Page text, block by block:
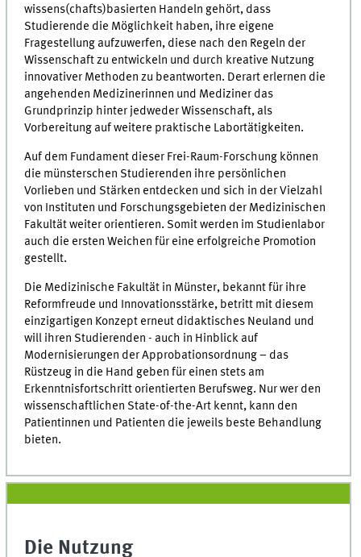
wissens(chafts)basierten Handeln gehört, dass
Studierende die Möglichkeit haben, ihre eigene
Fragestellung aufzuwerfen, diese nach den Regeln der
Wissenschaft zu entwickeln und durch kreative Nutzung
innovativer Methoden zu beantworten. Derart erlernen die
angehenden Medizinerinnen und Mediziner das
Grundprinzip hinter jedweder Wissenschaft, als
Vorbereitung auf weitere praktische Labortätigkeiten.
Auf dem Fundament dieser Frei-Raum-Forschung können
die münsterschen Studierenden ihre persönlichen
Vorlieben und Stärken entdecken und sich in der Vielzahl
von Instituten und Forschungsgebieten der Medizinischen
Fakultät weiter orientieren. Somit werden im Studienlabor
auch die ersten Weichen für eine erfolgreiche Promotion
gestellt.
Die Medizinische Fakultät in Münster, bekannt für ihre
Reformfreude und Innovationsstärke, betritt mit diesem
einzigartigen Konzept erneut didaktisches Neuland und
will ihren Studierenden - auch in Hinblick auf
Modernisierungen der Approbationsordnung – das
Rüstzeug in die Hand geben für einen stets am
Erkenntnisfortschritt orientierten Berufsweg. Nur wer den
wissenschaftlichen State-of-the-Art kennt, kann den
Patientinnen und Patienten die jeweils beste Behandlung
bieten.
Die Nutzung